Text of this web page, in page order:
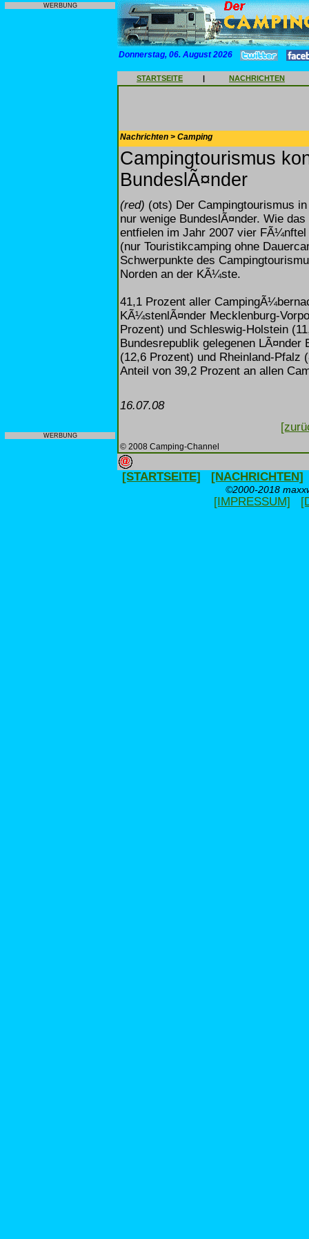
WERBUNG
WERBUNG
Donnerstag, 06. August 2026
STARTSEITE | NACHRICHTEN
Nachrichten > Camping
Campingtourismus
BundeslÃ¤nder
(red) (ots) Der Campingtourismus
nur wenige BundeslÃ¤nder. Wie
entfielen im Jahr 2007 vier
(nur Touristikcamping ohne
Schwerpunkte des
Norden an der KÃ¼ste.
41,1 Prozent aller
KÃ¼stenlÃ¤nder Mecklenburg-
Prozent) und Schleswig-Holstein
Bundesrepublik gelegenen
(12,6 Prozent) und Rheinland-Pfalz
Anteil von 39,2 Prozent an allen
16.07.08
© 2008 Camping-Channel
[STARTSEITE] [NACHRICHTEN]
©2000-2018
[IMPRESSUM]